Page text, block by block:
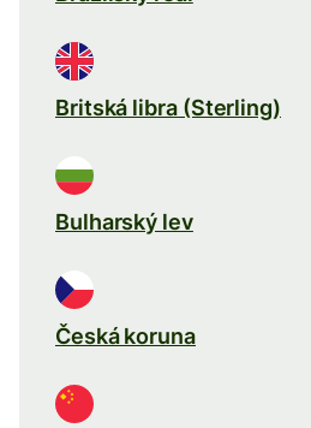
Britská libra (Sterling)
Bulharský lev
Česká koruna